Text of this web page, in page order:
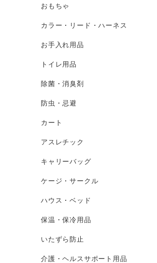
おもちゃ
カラー・リード・ハーネス
お手入れ用品
トイレ用品
除菌・消臭剤
防虫・忌避
カート
アスレチック
キャリーバッグ
ケージ・サークル
ハウス・ベッド
保温・保冷用品
いたずら防止
介護・ヘルスサポート用品